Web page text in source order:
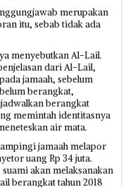
merupakan
itu, sebab tidak ada
menyebutkan Al-Lail.
dari Al-Lail,
jamaah, sebelum
berangkat,
berangkat
memintah identitasnya
air mata.
jamaah melapor
uang Rp 34 juta.
akan melaksanakan
berangkat tahun 2018